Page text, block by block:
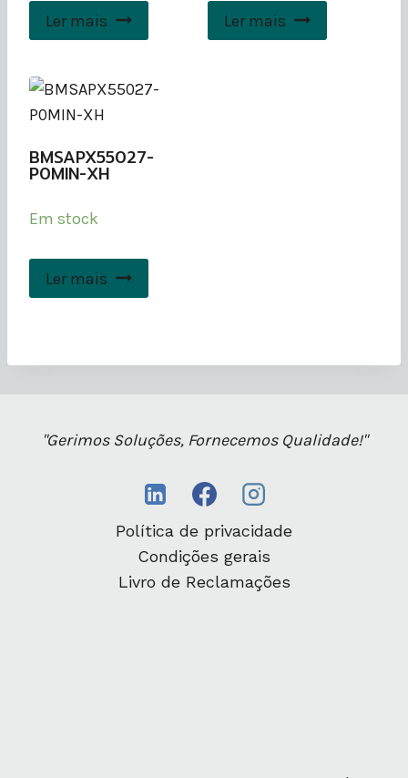
Ler mais Ler mais
BMSAPX55027-
P0MIN-XH
Em stock
Ler mais
"Gerimos Soluções, Fornecemos Qualidade!"
Política de privacidade
Condições gerais
Livro de Reclamações